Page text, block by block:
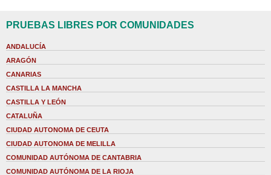
PRUEBAS LIBRES POR COMUNIDADES
ANDALUCÍA
ARAGÓN
CANARIAS
CASTILLA LA MANCHA
CASTILLA Y LEÓN
CATALUÑA
CIUDAD AUTONOMA DE CEUTA
CIUDAD AUTONOMA DE MELILLA
COMUNIDAD AUTÓNOMA DE CANTABRIA
COMUNIDAD AUTÓNOMA DE LA RIOJA